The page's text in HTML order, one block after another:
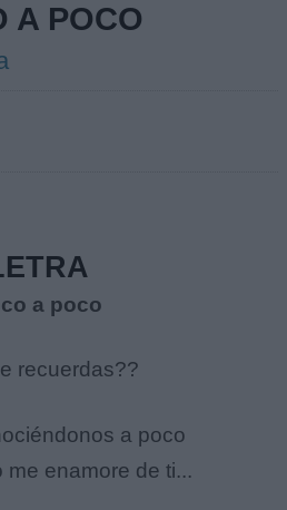
A POCO
a poco
recuerdas??
a poco
me enamore de ti...